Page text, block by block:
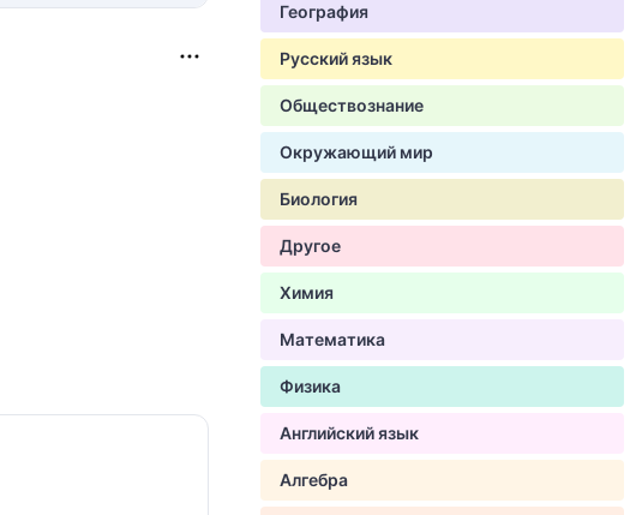
География
Русский язык
Обществознание
Окружающий мир
Биология
Другое
Химия
Математика
Физика
Английский язык
Алгебра